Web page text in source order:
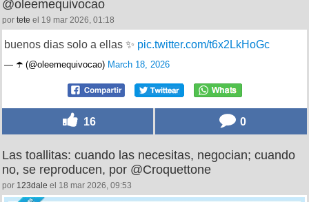
@oleemequivocao
por tete el 19 mar 2026, 01:18
buenos dias solo a ellas ✨ pic.twitter.com/t6x2LkHoGc
— ☂️ (@oleemequivocao) March 18, 2026
16 0
Las toallitas: cuando las necesitas, negocian; cuando
no, se reproducen, por @Croquettone
por 123dale el 18 mar 2026, 09:53